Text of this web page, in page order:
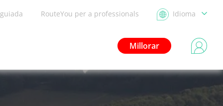
RouteYou per a professionals Idioma
Millorar